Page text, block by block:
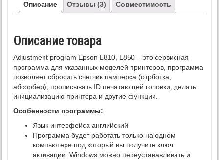
Описание Отзывы (3) Совместимость
Описание товара
Adjustment program Epson L810, L850 – это сервисная
программа для указанных моделей принтеров, программа
позволяет сбросить счетчик памперса (отрботка,
абсорбер), прописывать ID печатающей головки, делать
инициализацию принтера и другие функции.
Особенности программы:
Язык интерфейса английский
Программа будет работать только на одном
компьютере под который вы получите ключ
активации. Windows можно переустанавливать и